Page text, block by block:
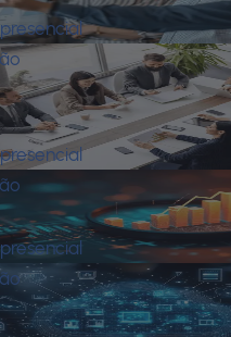
presencial
Gerenciais
presencial
presencial
Gestão da